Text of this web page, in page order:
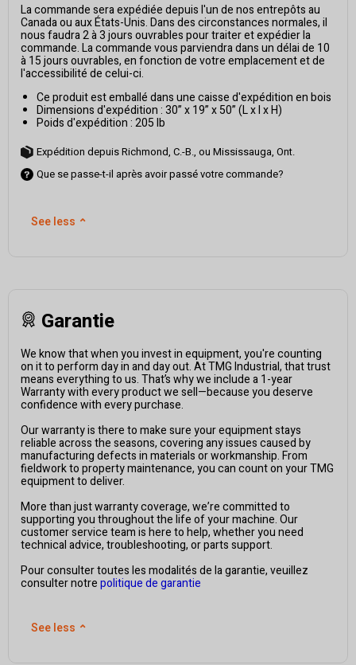
La commande sera expédiée depuis l'un de nos entrepôts au
Canada ou aux États-Unis. Dans des circonstances normales, il
nous faudra 2 à 3 jours ouvrables pour traiter et expédier la
commande. La commande vous parviendra dans un délai de 10
à 15 jours ouvrables, en fonction de votre emplacement et de
l'accessibilité de celui-ci.
Ce produit est emballé dans une caisse d'expédition en bois
Dimensions d'expédition : 30” x 19” x 50” (L x l x H)
Poids d'expédition : 205 lb
Expédition depuis Richmond, C.-B., ou Mississauga, Ont.
Que se passe-t-il après avoir passé votre commande?
See less ⌃
Garantie
We know that when you invest in equipment, you're counting
on it to perform day in and day out. At TMG Industrial, that trust
means everything to us. That’s why we include a 1-year
Warranty with every product we sell—because you deserve
confidence with every purchase.
Our warranty is there to make sure your equipment stays
reliable across the seasons, covering any issues caused by
manufacturing defects in materials or workmanship. From
fieldwork to property maintenance, you can count on your TMG
equipment to deliver.
More than just warranty coverage, we’re committed to
supporting you throughout the life of your machine. Our
customer service team is here to help, whether you need
technical advice, troubleshooting, or parts support.
Pour consulter toutes les modalités de la garantie, veuillez
consulter notrepolitique de garantie
See less ⌃